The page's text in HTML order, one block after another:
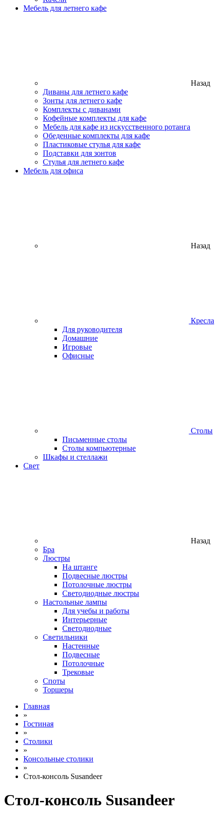
Мебель для летнего кафе
Назад
Диваны для летнего кафе
Зонты для летнего кафе
Комплекты с диванами
Кофейные комплекты для кафе
Мебель для кафе из искусственного ротанга
Обеденные комплекты для кафе
Пластиковые стулья для кафе
Подставки для зонтов
Стулья для летнего кафе
Мебель для офиса
Назад
Кресла
Для руководителя
Домашние
Игровые
Офисные
Столы
Письменные столы
Столы компьютерные
Шкафы и стеллажи
Свет
Назад
Бра
Люстры
На штанге
Подвесные люстры
Потолочные люстры
Светодиодные люстры
Настольные лампы
Для учебы и работы
Интерьерные
Светодиодные
Светильники
Настенные
Подвесные
Потолочные
Трековые
Споты
Торшеры
Главная
»
Гостиная
»
Столики
»
Консольные столики
»
Стол-консоль Susandeer
Стол-консоль Susandeer